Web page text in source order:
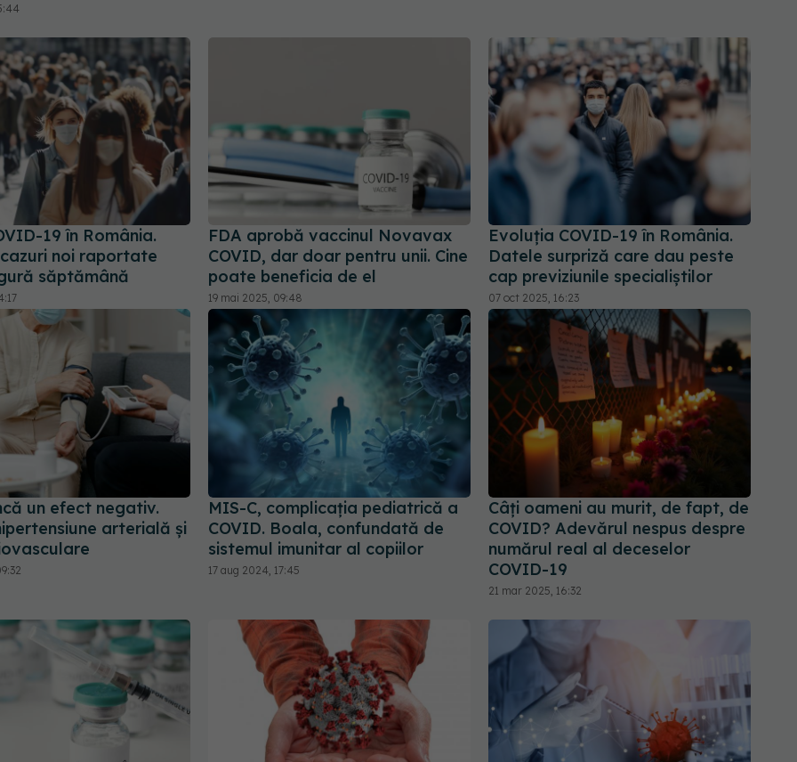
19 în România.
noi raportate
săptămână
FDA aprobă vaccinul Novavax
COVID, dar doar pentru unii. Cine
poate beneficia de el
19 mai 2025, 09:48
Evoluția COVID-19 în România.
Datele surpriză care dau peste
cap previziunile specialiștilor
07 oct 2025, 16:23
un efect negativ.
arterială și
MIS-C, complicația pediatrică a
COVID. Boala, confundată de
sistemul imunitar al copiilor
17 aug 2024, 17:45
Câți oameni au murit, de fapt, de
COVID? Adevărul nespus despre
numărul real al deceselor
COVID-19
21 mar 2025, 16:32